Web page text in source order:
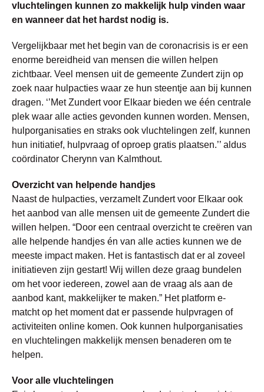
vluchtelingen kunnen zo makkelijk hulp vinden waar
en wanneer dat het hardst nodig is.
Vergelijkbaar met het begin van de coronacrisis is er een
enorme bereidheid van mensen die willen helpen
zichtbaar. Veel mensen uit de gemeente Zundert zijn op
zoek naar hulpacties waar ze hun steentje aan bij kunnen
dragen. ‘’Met Zundert voor Elkaar bieden we één centrale
plek waar alle acties gevonden kunnen worden. Mensen,
hulporganisaties en straks ook vluchtelingen zelf, kunnen
hun initiatief, hulpvraag of oproep gratis plaatsen.’’ aldus
coördinator Cherynn van Kalmthout.
Overzicht van helpende handjes
Naast de hulpacties, verzamelt Zundert voor Elkaar ook
het aanbod van alle mensen uit de gemeente Zundert die
willen helpen. “Door een centraal overzicht te creëren van
alle helpende handjes én van alle acties kunnen we de
meeste impact maken. Het is fantastisch dat er al zoveel
initiatieven zijn gestart! Wij willen deze graag bundelen
om het voor iedereen, zowel aan de vraag als aan de
aanbod kant, makkelijker te maken.” Het platform e-
matcht op het moment dat er passende hulpvragen of
activiteiten online komen. Ook kunnen hulporganisaties
en vluchtelingen makkelijk mensen benaderen om te
helpen.
Voor alle vluchtelingen